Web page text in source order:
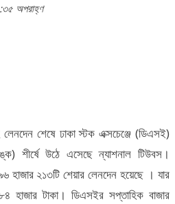
অপরাহ্ণ
লেনদেন শেষে ঢাকা স্টক এক্সচেঞ্জে (ডিএসই)
শীর্ষে উঠে এসেছে ন্যাশনাল টিউবস।
হাজার ২১৩টি শেয়ার লেনদেন হয়েছে । যার
হাজার টাকা। ডিএসইর সপ্তাহিক বাজার